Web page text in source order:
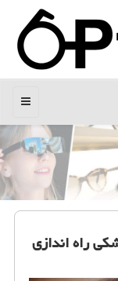
منو
راه اندازی